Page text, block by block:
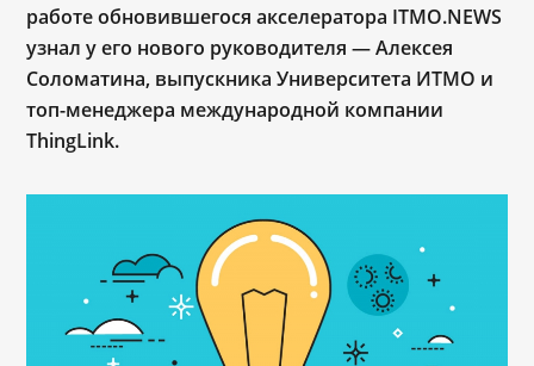
работе обновившегося акселератора ITMO.NEWS
узнал у его нового руководителя — Алексея
Соломатина, выпускника Университета ИТМО и
топ-менеджера международной компании
ThingLink.